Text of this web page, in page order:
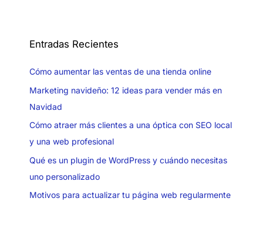
Entradas Recientes
Cómo aumentar las ventas de una tienda online
Marketing navideño: 12 ideas para vender más en
Navidad
Cómo atraer más clientes a una óptica con SEO local
y una web profesional
Qué es un plugin de WordPress y cuándo necesitas
uno personalizado
Motivos para actualizar tu página web regularmente